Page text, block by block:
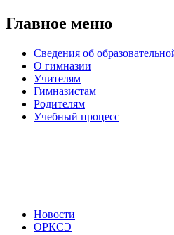
Главное меню
Сведения об
О гимназии
Учителям
Гимназистам
Родителям
Учебный процесс
Новости
ОРКСЭ